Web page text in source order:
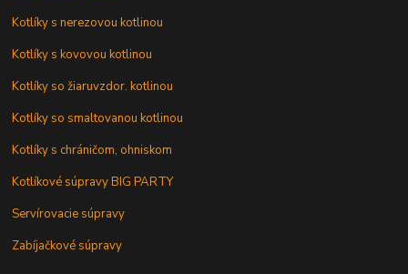
Kotlíky s nerezovou kotlinou
Kotlíky s kovovou kotlinou
Kotlíky so žiaruvzdor. kotlinou
Kotlíky so smaltovanou kotlinou
Kotlíky s chráničom, ohniskom
Kotlíkové súpravy BIG PARTY
Servírovacie súpravy
Zabíjačkové súpravy